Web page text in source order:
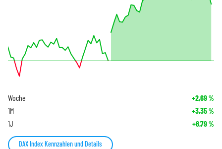
Woche +2,69%
1M +3,35%
1J +8,79%
DAX Index Kennzahlen und Details